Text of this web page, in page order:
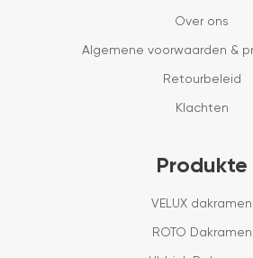
Over ons
Algemene voorwaarden &
Retourbeleid
Klachten
Produkte
VELUX dakramen
ROTO Dakramen